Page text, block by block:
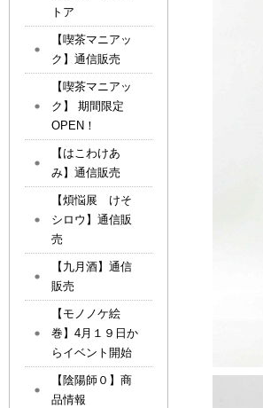
トア
【喫茶マニアッ
ク】通信販売
【喫茶マニアッ
ク】 期間限定
OPEN！
【はこわけあ
み】通信販売
【煩悩展 けそ
シロウ】通信販
売
【九月酒】通信
販売
【モノノケ絵
巻】4月１９日か
らイベント開始
【陰陽師０】商
品情報